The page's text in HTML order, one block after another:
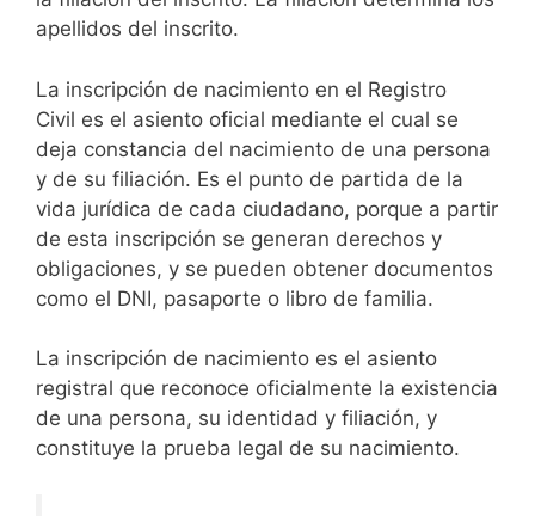
apellidos del inscrito.
La inscripción de nacimiento en el Registro
Civil es el asiento oficial mediante el cual se
deja constancia del nacimiento de una persona
y de su filiación. Es el punto de partida de la
vida jurídica de cada ciudadano, porque a partir
de esta inscripción se generan derechos y
obligaciones, y se pueden obtener documentos
como el DNI, pasaporte o libro de familia.
La inscripción de nacimiento es el asiento
registral que reconoce oficialmente la existencia
de una persona, su identidad y filiación, y
constituye la prueba legal de su nacimiento.